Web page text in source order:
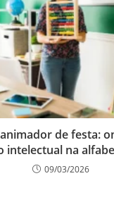
de festa:
intelectual na
09/03/2026